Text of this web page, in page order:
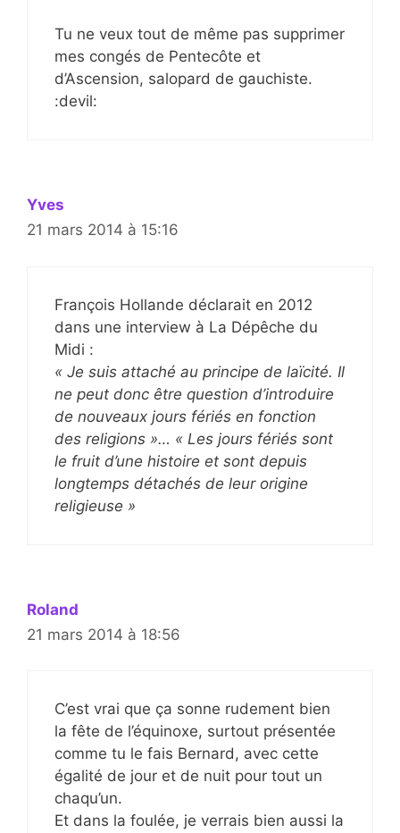
Tu ne veux tout de même pas supprimer
mes congés de Pentecôte et
d’Ascension, salopard de gauchiste.
:devil:
Yves
21 mars 2014 à 15:16
François Hollande déclarait en 2012
dans une interview à La Dépêche du
Midi :
« Je suis attaché au principe de laïcité. Il
ne peut donc être question d’introduire
de nouveaux jours fériés en fonction
des religions »… « Les jours fériés sont
le fruit d’une histoire et sont depuis
longtemps détachés de leur origine
religieuse »
Roland
21 mars 2014 à 18:56
C’est vrai que ça sonne rudement bien
la fête de l’équinoxe, surtout présentée
comme tu le fais Bernard, avec cette
égalité de jour et de nuit pour tout un
chaqu’un.
Et dans la foulée, je verrais bien aussi la